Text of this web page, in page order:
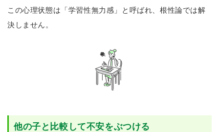
この心理状態は「学習性無力感」と呼ばれ、根性論では解
決しません。
他の子と比較して不安をぶつける